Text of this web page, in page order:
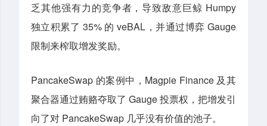
乏其他强有力的竞争者，导致敌意巨鲸 Humpy
独立积累了 35% 的 veBAL，并通过博弈 Gauge
限制来榨取增发奖励。
PancakeSwap 的案例中，Magpie Finance 及其
聚合器通过贿赂夺取了 Gauge 投票权，把增发引
向了对 PancakeSwap 几乎没有价值的池子。